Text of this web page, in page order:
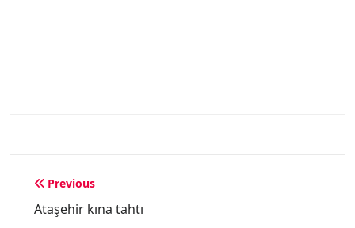
Yazı
gezinmesi
Previous
Ataşehir kına tahtı